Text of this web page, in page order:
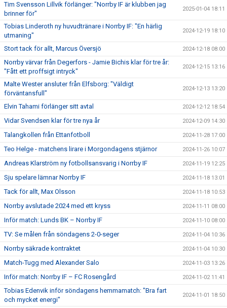
Tim Svensson Lillvik förlänger: "Norrby IF är klubben jag
brinner för"
2025-01-04 18:11
Tobias Linderoth ny huvudtränare i Norrby IF: "En härlig
utmaning"
2024-12-19 18:10
Stort tack för allt, Marcus Översjö 2024-12-18 08:00
Norrby värvar från Degerfors - Jamie Bichis klar för tre år:
"Fått ett proffsigt intryck"
2024-12-15 13:16
Malte Wester ansluter från Elfsborg: "Väldigt
förväntansfull"
2024-12-13 13:20
Elvin Tahami förlänger sitt avtal 2024-12-12 18:54
Vidar Svendsen klar för tre nya år 2024-12-09 14:30
Talangkollen från Ettanfotboll 2024-11-28 17:00
Teo Helge - matchens lirare i Morgondagens stjärnor 2024-11-26 10:07
Andreas Klarström ny fotbollsansvarig i Norrby IF 2024-11-19 12:25
Sju spelare lämnar Norrby IF 2024-11-18 13:01
Tack för allt, Max Olsson 2024-11-18 10:53
Norrby avslutade 2024 med ett kryss 2024-11-11 08:00
Inför match: Lunds BK – Norrby IF 2024-11-10 08:00
TV: Se målen från söndagens 2-0-seger 2024-11-04 10:36
Norrby säkrade kontraktet 2024-11-04 10:30
Match-Tugg med Alexander Salo 2024-11-03 13:26
Inför match: Norrby IF – FC Rosengård 2024-11-02 11:41
Tobias Edenvik inför söndagens hemmamatch: "Bra fart
och mycket energi"
2024-11-01 18:50